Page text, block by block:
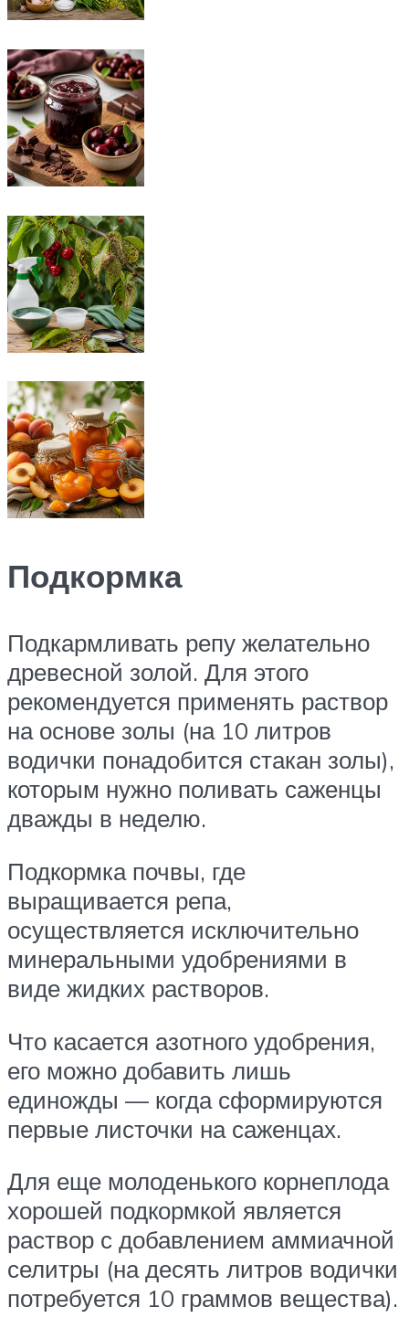
Подкормка
Подкармливать репу желательно
древесной золой. Для этого
рекомендуется применять раствор
на основе золы (на 10 литров
водички понадобится стакан золы),
которым нужно поливать саженцы
дважды в неделю.
Подкормка почвы, где
выращивается репа,
осуществляется исключительно
минеральными удобрениями в
виде жидких растворов.
Что касается азотного удобрения,
его можно добавить лишь
единожды — когда сформируются
первые листочки на саженцах.
Для еще молоденького корнеплода
хорошей подкормкой является
раствор с добавлением аммиачной
селитры (на десять литров водички
потребуется 10 граммов вещества).